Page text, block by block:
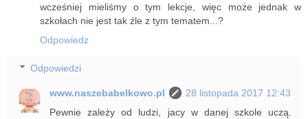
wcześniej mieliśmy o tym lekcje, więc może jednak w
szkołach nie jest tak źle z tym tematem...?
Odpowiedz
Odpowiedzi
www.naszebabelkowo.pl
28 listopada 2017 12:43
Pewnie zależy od ludzi, jacy w danej szkole uczą.